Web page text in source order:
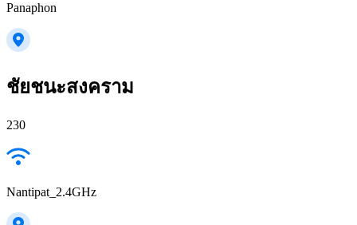
Panaphon
ชัยชนะสงคราม
230
Nantipat_2.4GHz